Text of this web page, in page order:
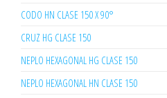
CODO HN CLASE 150 X 90°
CRUZ HG CLASE 150
NEPLO HEXAGONAL HG CLASE 150
NEPLO HEXAGONAL HN CLASE 150